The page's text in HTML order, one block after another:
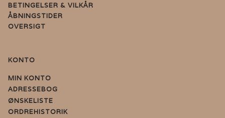
BETINGELSER & VILKÅR
ÅBNINGSTIDER
OVERSIGT
KONTO
MIN KONTO
ADRESSEBOG
ØNSKELISTE
ORDREHISTORIK